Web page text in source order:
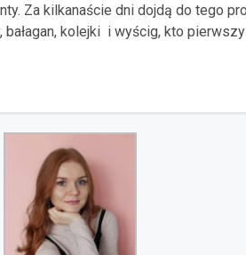
Za kilkanaście dni dojdą do tego
bałagan, kolejki i wyścig, kto